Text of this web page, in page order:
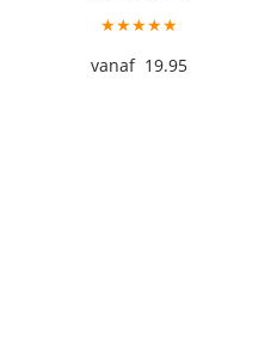
★★★★★
19.95